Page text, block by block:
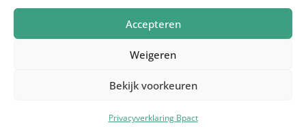
Accepteren
Weigeren
Bekijk voorkeuren
Privacyverklaring Bpact
Privacyverklaring Bpact Ik doe mee
© 2026 Bpact | BE 0719 435 637 | Maatschappelijke zetel -
53 09 41